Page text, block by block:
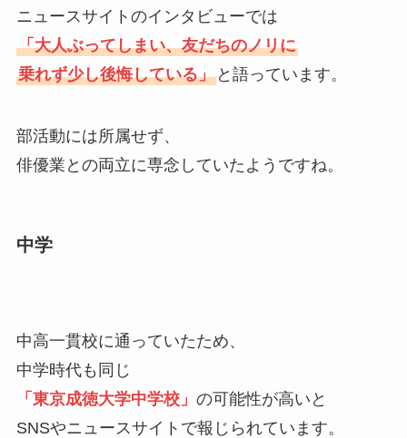
ニュースサイトのインタビューでは
「大人ぶってしまい、友だちのノリに
乗れず少し後悔している」と語っています。
部活動には所属せず、
俳優業との両立に専念していたようですね。
中学
中高一貫校に通っていたため、
中学時代も同じ
「東京成徳大学中学校」 の可能性が高いと
SNSやニュースサイトで報じられています。